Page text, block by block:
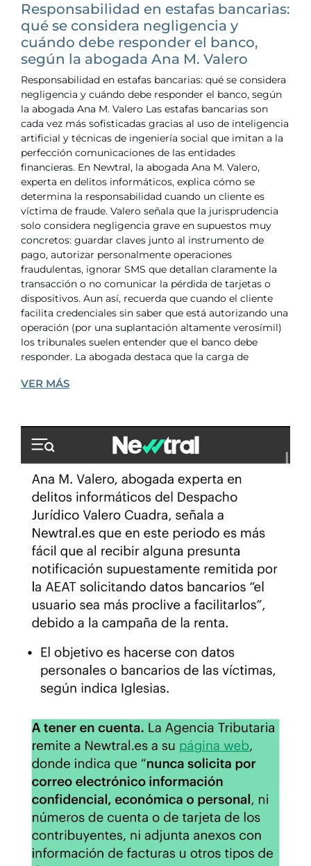
Responsabilidad en estafas bancarias:
qué se considera negligencia y
cuándo debe responder el banco,
según la abogada Ana M. Valero
Responsabilidad en estafas bancarias: qué se considera
negligencia y cuándo debe responder el banco, según
la abogada Ana M. Valero Las estafas bancarias son
cada vez más sofisticadas gracias al uso de inteligencia
artificial y técnicas de ingeniería social que imitan a la
perfección comunicaciones de las entidades
financieras. En Newtral, la abogada Ana M. Valero,
experta en delitos informáticos, explica cómo se
determina la responsabilidad cuando un cliente es
víctima de fraude. Valero señala que la jurisprudencia
solo considera negligencia grave en supuestos muy
concretos: guardar claves junto al instrumento de
pago, autorizar personalmente operaciones
fraudulentas, ignorar SMS que detallan claramente la
transacción o no comunicar la pérdida de tarjetas o
dispositivos. Aun así, recuerda que cuando el cliente
facilita credenciales sin saber que está autorizando una
operación (por una suplantación altamente verosímil)
los tribunales suelen entender que el banco debe
responder. La abogada destaca que la carga de
VER MÁS